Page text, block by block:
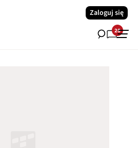
Zaloguj się
28